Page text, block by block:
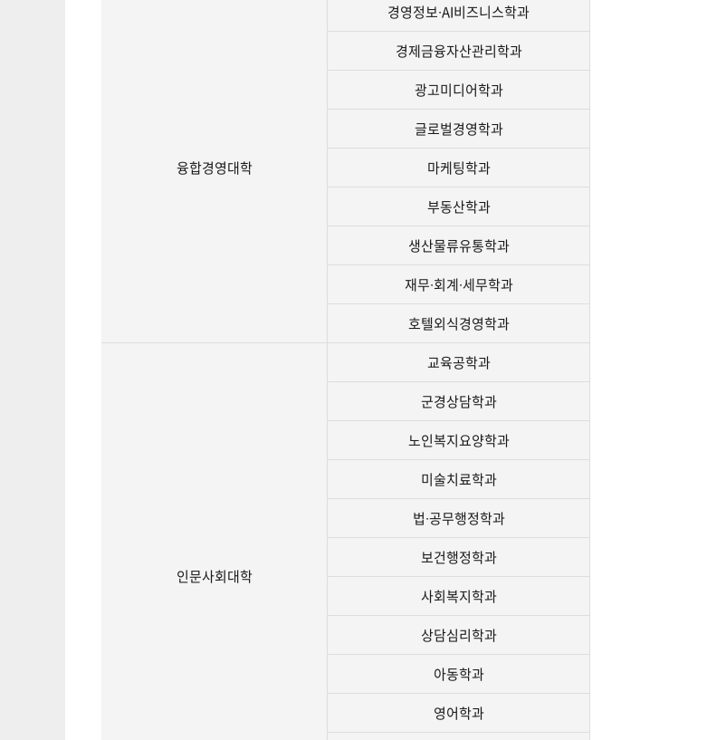
융합경영대학
경영정보∙AI비즈니스학과
경제금융자산관리학과
광고미디어학과
글로벌경영학과
마케팅학과
부동산학과
생산물류유통학과
재무∙회계∙세무학과
호텔외식경영학과
인문사회대학
교육공학과
군경상담학과
노인복지요양학과
미술치료학과
법∙공무행정학과
보건행정학과
사회복지학과
상담심리학과
아동학과
영어학과